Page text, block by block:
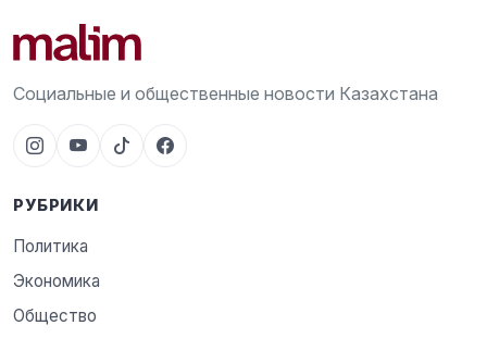
Социальные и общественные новости Казахстана
РУБРИКИ
Политика
Экономика
Общество